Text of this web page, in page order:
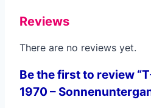
Reviews
There are no reviews yet.
Be the first to review
1970 –